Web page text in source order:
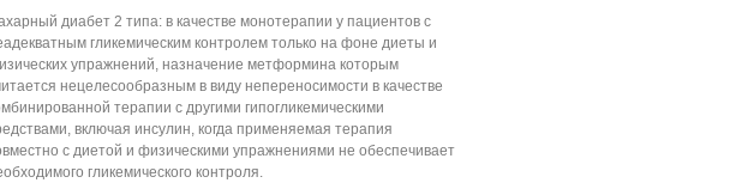
диабет 2 типа: в качестве монотерапии у пациентов с
гликемическим контролем только на фоне диеты и
упражнений, назначение метформина которым
нецелесообразным в виду непереносимости в качестве
терапии с другими гипогликемическими
включая инсулин, когда применяемая терапия
с диетой и физическими упражнениями не обеспечивает
гликемического контроля.